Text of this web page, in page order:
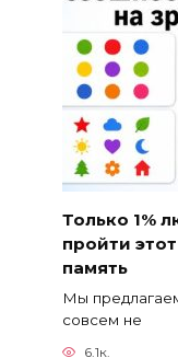
Только 1%
пройти
память
Мы
совсем не
6.1к.